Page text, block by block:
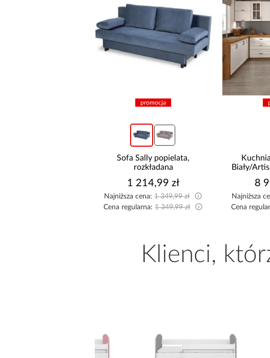
promocja
Kuchnia narożna Stilo
Biały/Artisan 265x300x180
8 999,10 zł
Najniższa cena:9 999,00 zł
Cena regularna:9 999,00 zł
Sofa
2
Najniższa
Cena
Klienci,